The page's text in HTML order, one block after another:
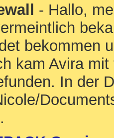
- Hallo,
bekommen
kam Avira
In der